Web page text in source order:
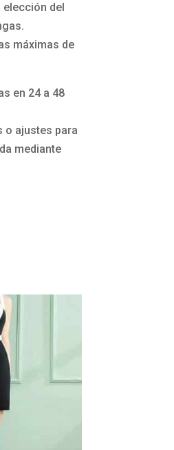
del
máximas de
en 24 a 48
o ajustes para
mediante